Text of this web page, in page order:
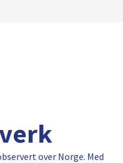
over Norge. Med